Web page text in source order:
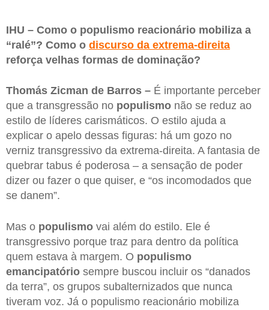
IHU – Como o populismo reacionário mobiliza a
“ralé”? Como o discurso da extrema-direita
reforça velhas formas de dominação?
Thomás Zicman de Barros – É importante perceber
que a transgressão no populismo não se reduz ao
estilo de líderes carismáticos. O estilo ajuda a
explicar o apelo dessas figuras: há um gozo no
verniz transgressivo da extrema-direita. A fantasia de
quebrar tabus é poderosa – a sensação de poder
dizer ou fazer o que quiser, e “os incomodados que
se danem”.
Mas o populismo vai além do estilo. Ele é
transgressivo porque traz para dentro da política
quem estava à margem. O populismo
emancipatório sempre buscou incluir os “danados
da terra”, os grupos subalternizados que nunca
tiveram voz. Já o populismo reacionário mobiliza